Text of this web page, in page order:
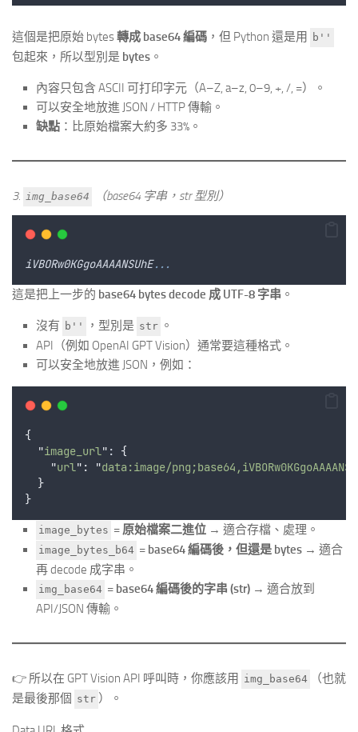
這個是把原始 bytes轉成 base64 編碼 ，但 Python 還是用 b''
包起來，所以型別是 bytes 。
內容只包含 ASCII 可打印字元（A–Z, a–z, 0–9, +, /, =）。
可以安全地放進 JSON / HTTP 傳輸。
缺點 ：比原始檔案大約多 33%。
3. img_base64 （base64 字串，str 型別）
iVBORw0KGgoAAAANSUhE...
這是把上一步的 base64 bytes decode 成 UTF-8 字串 。
沒有 b'' ，型別是 str 。
API（例如 OpenAI GPT Vision）通常要這種格式。
可以安全地放進 JSON，例如：
{
"image_url" : {
"url" : "data:image/
}
}
image_bytes = 原始檔案二進位 → 適合存檔、處理。
image_bytes_b64 = base64 編碼後，但還是 bytes → 適合
再 decode 成字串。
img_base64 = base64 編碼後的字串 (str) → 適合放到
API/JSON 傳輸。
👉 所以在 GPT Vision API 呼叫時，你應該用 img_base64
（也就
是最後那個 str ）。